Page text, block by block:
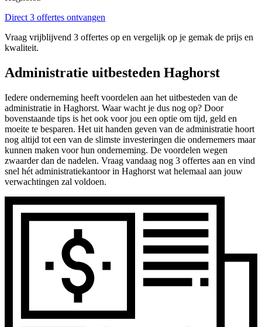
Direct 3 offertes ontvangen
Vraag vrijblijvend 3 offertes op en vergelijk op je gemak de prijs en
kwaliteit.
Administratie uitbesteden Haghorst
Iedere onderneming heeft voordelen aan het uitbesteden van de
administratie in Haghorst. Waar wacht je dus nog op? Door
bovenstaande tips is het ook voor jou een optie om tijd, geld en
moeite te besparen. Het uit handen geven van de administratie hoort
nog altijd tot een van de slimste investeringen die ondernemers maar
kunnen maken voor hun onderneming. De voordelen wegen
zwaarder dan de nadelen. Vraag vandaag nog 3 offertes aan en vind
snel hét administratiekantoor in Haghorst wat helemaal aan jouw
verwachtingen zal voldoen.